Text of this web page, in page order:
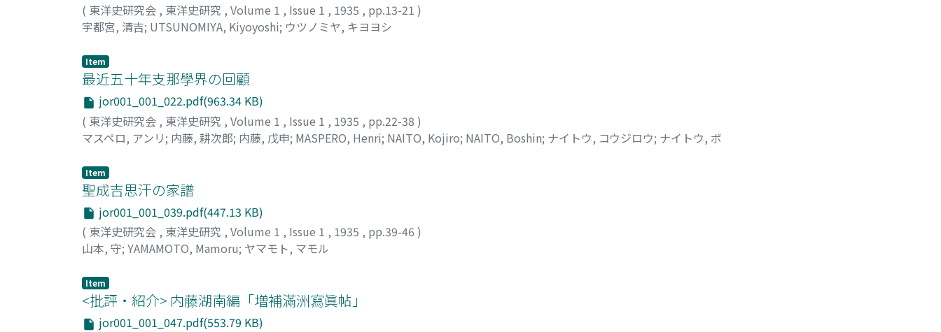
( 東洋史研究会 , 東洋史研究 , Volume 1 , Issue 1 , 1935 , pp.13-21 )
宇都宮, 清吉; UTSUNOMIYA, Kiyoyoshi; ウツノミヤ, キヨヨシ
Item
最近五十年支那學界の回顧
jor001_001_022.pdf(963.34 KB)
( 東洋史研究会 , 東洋史研究 , Volume 1 , Issue 1 , 1935 , pp.22-38 )
マスペロ, アンリ; 内藤, 耕次郎; 内藤, 戊申; MASPERO, Henri; NAITO, Kojiro; NAITO, Boshin; ナイトウ, コウジロウ; ナイトウ, ボ
Item
聖成吉思汗の家譜
jor001_001_039.pdf(447.13 KB)
( 東洋史研究会 , 東洋史研究 , Volume 1 , Issue 1 , 1935 , pp.39-46 )
山本, 守; YAMAMOTO, Mamoru; ヤマモト, マモル
Item
<批評・紹介> 内藤湖南編「増補滿洲寫眞帖」
jor001_001_047.pdf(553.79 KB)